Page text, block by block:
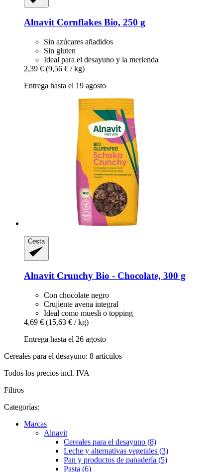
Alnavit Cornflakes Bio, 250 g
Sin azúcares añadidos
Sin gluten
Ideal para el desayuno y la merienda
2,39 € (9,56 € / kg)
Entrega hasta el 19 agosto
Cesta
Alnavit Crunchy Bio -​ Chocolate, 300 g
Con chocolate negro
Crujiente avena integral
Ideal como muesli o topping
4,69 € (15,63 € / kg)
Entrega hasta el 26 agosto
Cereales para el desayuno: 8 artículos
Todos los precios incl. IVA
Filtros
Categorías:
Marcas
Alnavit
Cereales para el desayuno (8)
Leche y alternativas vegetales (3)
Pan y productos de panadería (5)
Pasta (6)